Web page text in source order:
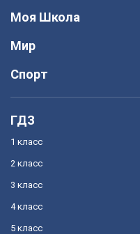
Моя Школа
Мир
Спорт
ГДЗ
1 класс
2 класс
3 класс
4 класс
5 класс